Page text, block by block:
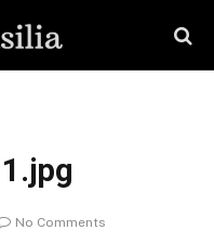
No Comments